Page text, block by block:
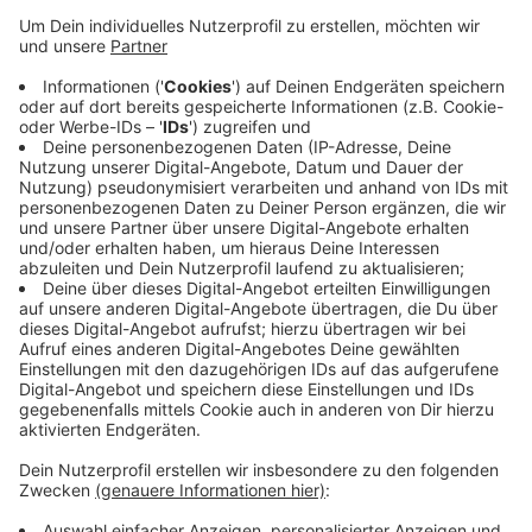
Körperverletzung, Ruhestörung, einer
Trunkenheitsfahrt und einem Hausfriedensbruch in
übermäßiger Alkohol- oder Drogenkonsum im
Spiel gewesen - und die Polizisten sind beleidigt
und angegriffen worden.
Außerdem hat in Baesweiler an der Lindenstraße
ein Haus seit längerem offen gestanden. Dort hat
man eine Hanfplantage entdeckt.
Veröffentlicht:Montag, 29.07.2019 14:55
Anzeige